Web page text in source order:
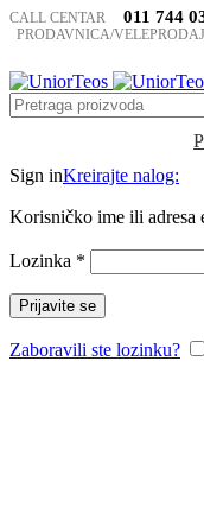
CALL CENTAR 011 744
PRODAVNICA/
Sign inKreirajte nalog:
Korisničko ime ili adresa
Lozinka *
Prijavite se
Zaboravili ste lozinku?